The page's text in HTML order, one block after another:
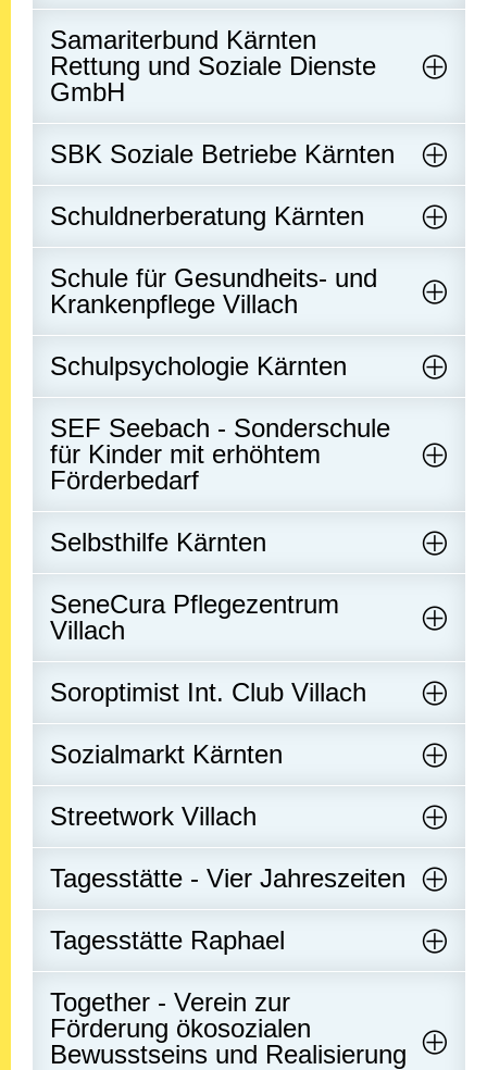
Samariterbund Kärnten
Rettung und Soziale Dienste
GmbH
SBK Soziale Betriebe Kärnten
Schuldnerberatung Kärnten
Schule für Gesundheits- und
Krankenpflege Villach
Schulpsychologie Kärnten
SEF Seebach - Sonderschule
für Kinder mit erhöhtem
Förderbedarf
Selbsthilfe Kärnten
SeneCura Pflegezentrum
Villach
Soroptimist Int. Club Villach
Sozialmarkt Kärnten
Streetwork Villach
Tagesstätte - Vier Jahreszeiten
Tagesstätte Raphael
Together - Verein zur
Förderung ökosozialen
Bewusstseins und Realisierung